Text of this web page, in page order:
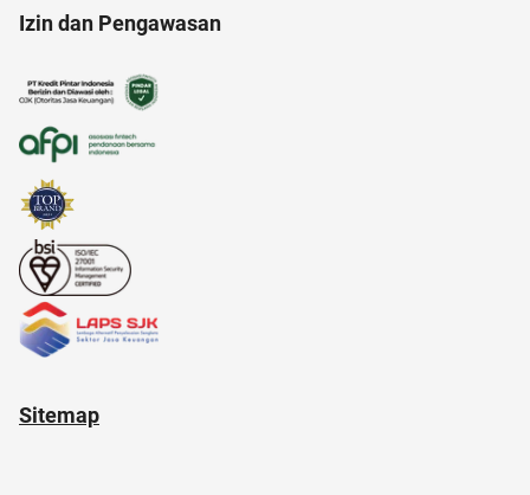
adapundi
alam
Izin dan Pengawasan
Sitemap